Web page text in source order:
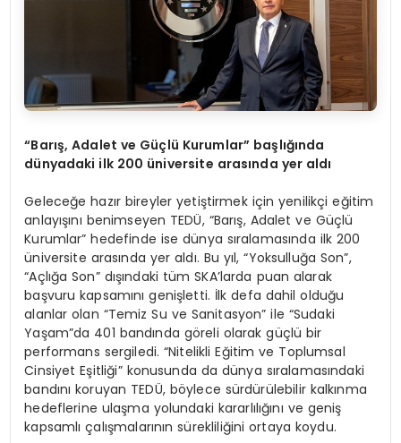
“Barış, Adalet ve Güçlü Kurumlar” başlığında
dünyadaki ilk 200 üniversite arasında yer aldı
Geleceğe hazır bireyler yetiştirmek için yenilikçi eğitim
anlayışını benimseyen TEDÜ, “Barış, Adalet ve Güçlü
Kurumlar” hedefinde ise dünya sıralamasında ilk 200
üniversite arasında yer aldı. Bu yıl, “Yoksulluğa Son”,
“Açlığa Son” dışındaki tüm SKA’larda puan alarak
başvuru kapsamını genişletti. İlk defa dahil olduğu
alanlar olan “Temiz Su ve Sanitasyon” ile “Sudaki
Yaşam”da 401 bandında göreli olarak güçlü bir
performans sergiledi. “Nitelikli Eğitim ve Toplumsal
Cinsiyet Eşitliği” konusunda da dünya sıralamasındaki
bandını koruyan TEDÜ, böylece sürdürülebilir kalkınma
hedeflerine ulaşma yolundaki kararlılığını ve geniş
kapsamlı çalışmalarının sürekliliğini ortaya koydu.